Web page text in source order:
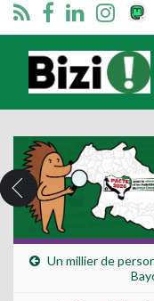
Bizimugi
Un millier de